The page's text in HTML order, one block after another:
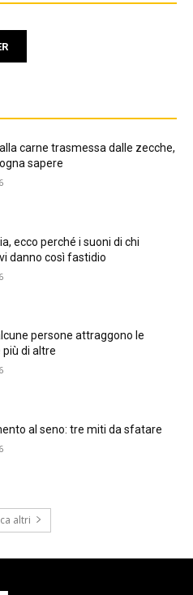
carne trasmessa dalle zecche,
sapere
ecco perché i suoni di chi
danno così fastidio
persone attraggono le
di altre
al seno: tre miti da sfatare
altri